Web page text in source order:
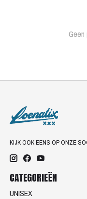
Geen
KIJK OOK EENS OP ONZE
CATEGORIEËN
UNISEX